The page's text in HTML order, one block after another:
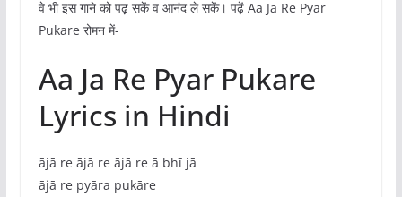
वे भी इस गाने को पढ़ सकें व आनंद ले सकें। पढ़ें Aa Ja Re Pyar
Pukare रोमन में-
Aa Ja Re Pyar Pukare
Lyrics in Hindi
ājā re ājā re ājā re ā bhī jā
ājā re pyāra pukāre